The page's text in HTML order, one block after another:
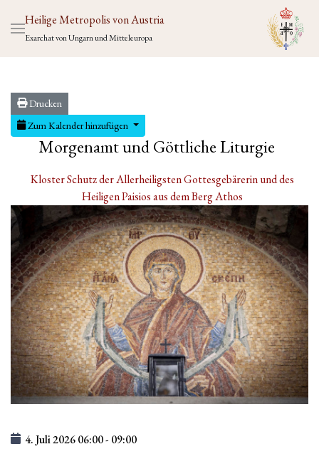
Heilige Metropolis von Austria
Exarchat von Ungarn und Mitteleuropa
Drucken
Zum Kalender hinzufügen
Morgenamt und Göttliche Liturgie
Kloster Schutz der Allerheiligsten Gottesgebärerin und des
Heiligen Paisios aus dem Berg Athos
4. Juli 202606:00- 09:00